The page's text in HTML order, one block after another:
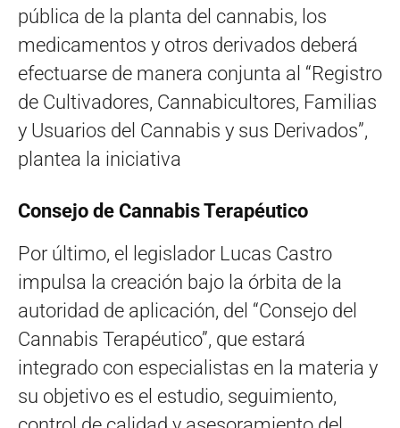
pública de la planta del cannabis, los
medicamentos y otros derivados deberá
efectuarse de manera conjunta al “Registro
de Cultivadores, Cannabicultores, Familias
y Usuarios del Cannabis y sus Derivados”,
plantea la iniciativa
Consejo de Cannabis Terapéutico
Por último, el legislador Lucas Castro
impulsa la creación bajo la órbita de la
autoridad de aplicación, del “Consejo del
Cannabis Terapéutico”, que estará
integrado con especialistas en la materia y
su objetivo es el estudio, seguimiento,